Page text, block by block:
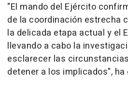
"El mando del Ejército
de la coordinación estrecha
la delicada etapa actual y el
llevando a cabo la
esclarecer las
detener a los implicados",